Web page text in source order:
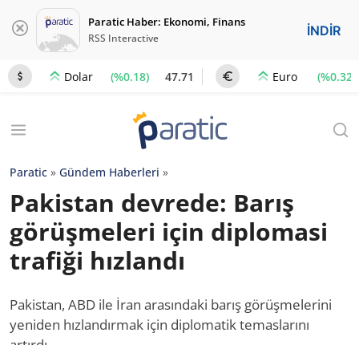
Paratic Haber: Ekonomi, Finans
RSS Interactive İNDİR
Dolar (%0.18) 47.71 Euro (%0.32)
Paratic » Gündem Haberleri »
Pakistan devrede: Barış
görüşmeleri için diplomasi
trafiği hızlandı
Pakistan, ABD ile İran arasındaki barış görüşmelerini
yeniden hızlandırmak için diplomatik temaslarını